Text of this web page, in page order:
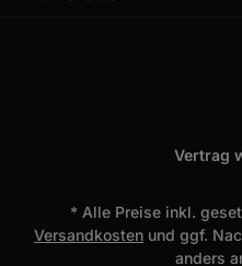
Vertrag
* Alle Preise inkl.
Versandkosten und ggf.
anders